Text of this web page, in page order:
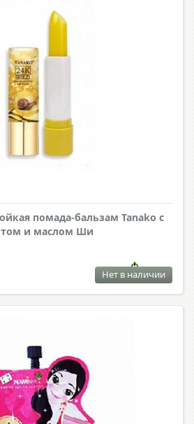
помада-бальзам Tanako с
и маслом Ши
Нет в наличии